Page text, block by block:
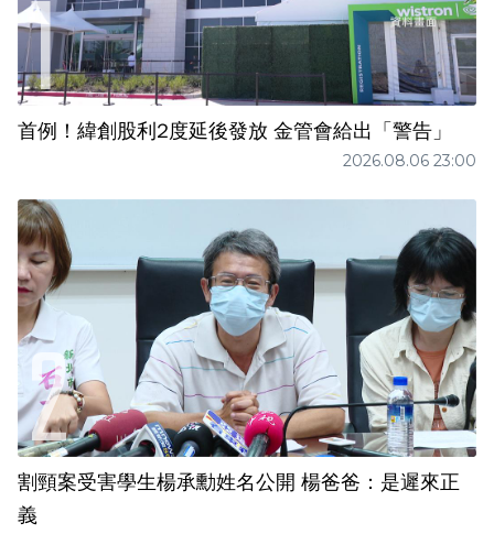
首例！緯創股利2度延後發放 金管會給出「警告」
2026.08.06 23:00
割頸案受害學生楊承勳姓名公開 楊爸爸：是遲來正
義